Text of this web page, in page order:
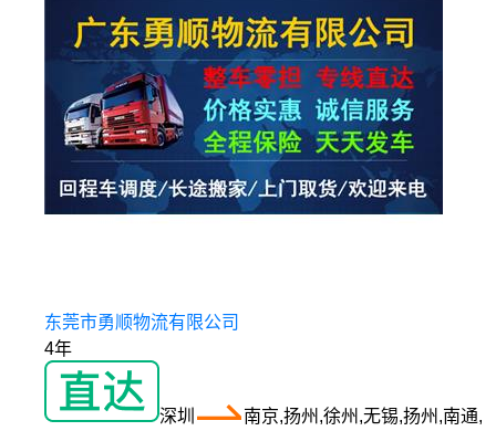
东莞市勇顺物流有限公司
4年
深圳
南京,扬州,徐州,无锡,扬州,南通,